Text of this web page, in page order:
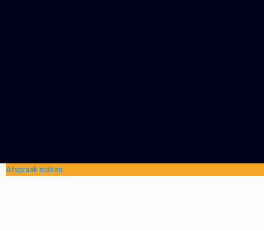
Afspraak maken